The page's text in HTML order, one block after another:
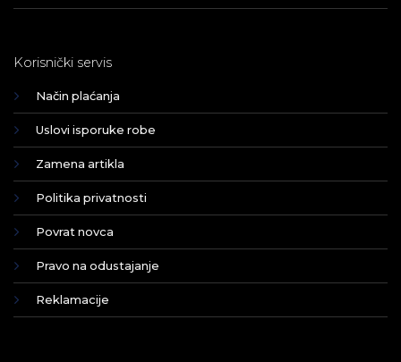
Korisnički servis
Način plaćanja
Uslovi isporuke robe
Zamena artikla
Politika privatnosti
Povrat novca
Pravo na odustajanje
Reklamacije